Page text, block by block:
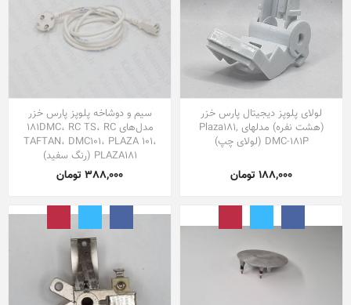
لولای پلوپز دیجیتال پارس خزر
(هشت نفره) مدلهای Plaza181,
DMC-181P (لولای چپ)
188,000 تومان
سیم و دوشاخه پلوپز پارس خزر
مدل‌های 181DMC، RC TS، RC
TAFTAN، DMC101، PLAZA 101،
PLAZA181 (رنگ سفید)
388,000 تومان